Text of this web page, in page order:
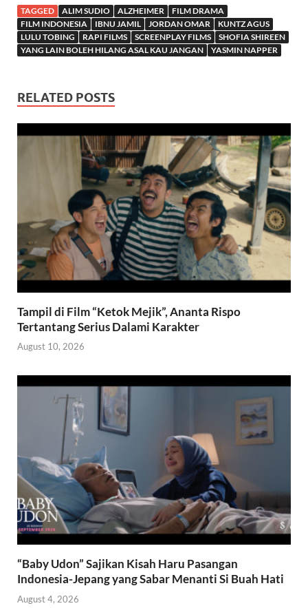
TAGGED ALIM SUDIO ALZHEIMER
FILM DRAMA
FILM INDONESIA
IBNU JAMIL JORDAN OMAR
KUNTZ AGUS
LULU TOBING
RAPI FILMS SCREENPLAY FILMS
SHOFIA SHIREEN
YANG LAIN BOLEH HILANG ASAL KAU JANGAN
YASMIN NAPPER
RELATED POSTS
Tampil di Film “Ketok Mejik”, Ananta Rispo
Tertantang Serius Dalami Karakter
August 10, 2026
“Baby Udon” Sajikan Kisah Haru Pasangan
Indonesia-Jepang yang Sabar Menanti Si Buah Hati
August 4, 2026